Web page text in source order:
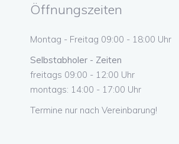
Öffnungszeiten
Montag - Freitag 09:00 - 18:00 Uhr
Selbstabholer - Zeiten
freitags 09:00 - 12:00 Uhr
montags: 14:00 - 17:00 Uhr
Termine nur nach Vereinbarung!